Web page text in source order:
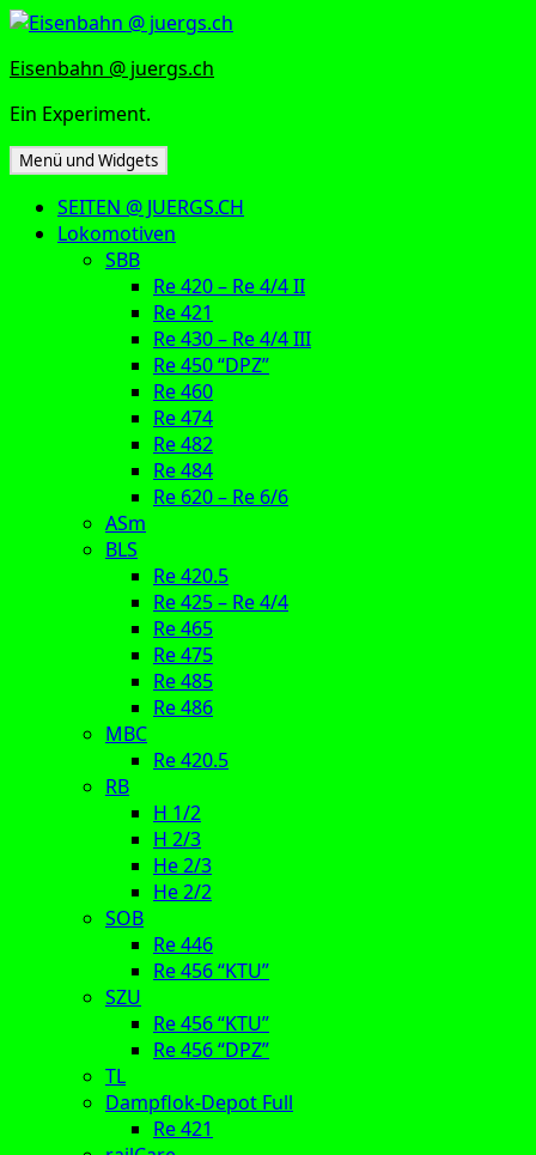
Zum
springen
Eisenbahn @ juergs.ch
Ein Experiment.
Menü und Widgets
SEITEN @ JUERGS.CH
Lokomotiven
SBB
Re 420 – Re 4/4 II
Re 421
Re 430 – Re 4/4 III
Re 450 “DPZ”
Re 460
Re 474
Re 482
Re 484
Re 620 – Re 6/6
ASm
BLS
Re 420.5
Re 425 – Re 4/4
Re 465
Re 475
Re 485
Re 486
MBC
Re 420.5
RB
H 1/2
H 2/3
He 2/3
He 2/2
SOB
Re 446
Re 456 “KTU”
SZU
Re 456 “KTU”
Re 456 “DPZ”
TL
Dampflok-Depot Full
Re 421